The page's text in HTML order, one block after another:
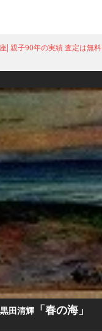
| 親子90年の実績 査定は無料
黒田清輝 「春の海」